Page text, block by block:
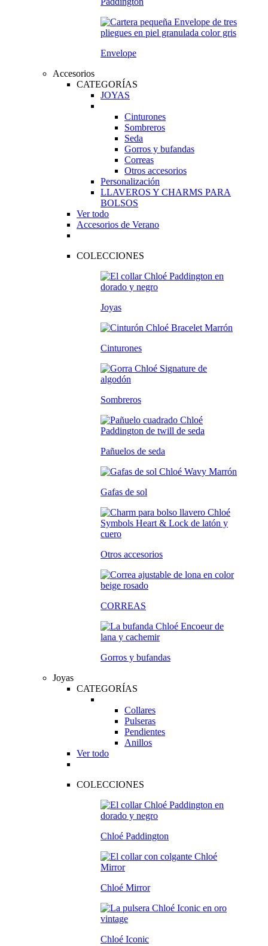
Envelope
Accesorios
CATEGORÍAS
JOYAS
Cinturones
Sombreros
Seda
Gorros y bufandas
Correas
Otros accesorios
Personalización
LLAVEROS Y CHARMS PARA
BOLSOS
Ver todo
Accesorios de Verano
COLECCIONES
Joyas
Cinturones
Sombreros
Pañuelos de seda
Gafas de sol
Otros accesorios
CORREAS
Gorros y bufandas
Joyas
CATEGORÍAS
Collares
Pulseras
Pendientes
Anillos
Ver todo
COLECCIONES
Chloé Paddington
Chloé Mirror
Chloé Iconic